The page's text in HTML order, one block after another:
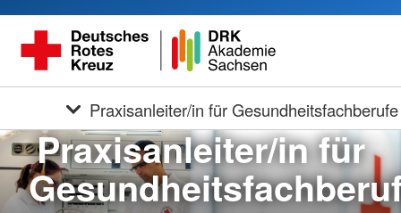
Praxisanleiter/in für Gesundheitsfachberufe
Praxisanleiter/in für